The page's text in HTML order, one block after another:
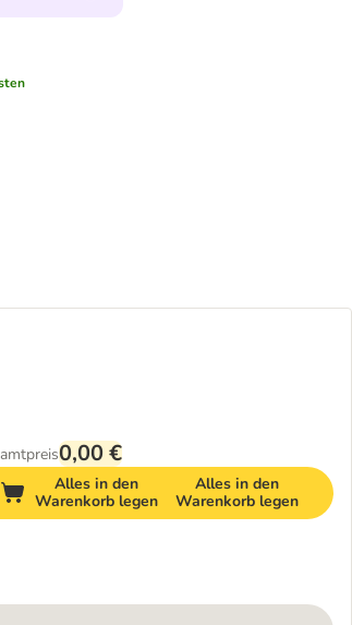
0,00 €
Alles in den
Warenkorb legen
Alles in den
Warenkorb legen